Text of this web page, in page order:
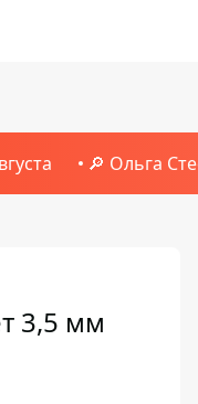
🔎 Ольга
3,5 мм